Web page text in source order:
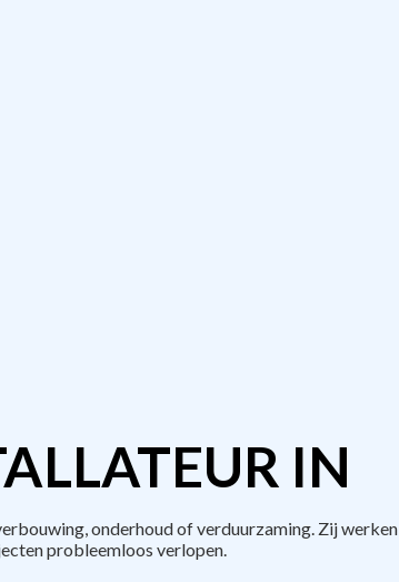
IN
onderhoud of verduurzaming. Zij werken
probleemloos verlopen.